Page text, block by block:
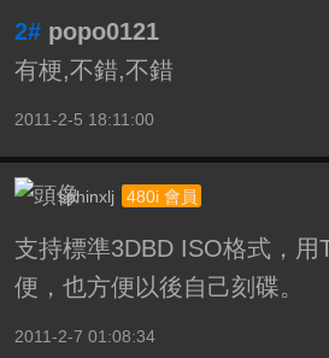
2# popo0121
有梗,不錯,不錯
2011-2-5 18:11:00
sphinxlj 480i 會員
支持標準3DBD ISO格式，用
便，也方便以後自己刻碟。
2011-2-7 01:08:34